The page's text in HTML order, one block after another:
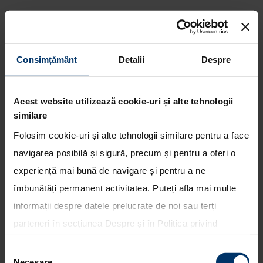
Consimțământ Detalii Despre
Acest website utilizează cookie-uri și alte tehnologii
similare
Folosim cookie-uri și alte tehnologii similare pentru a face
navigarea posibilă și sigură, precum și pentru a oferi o
experiență mai bună de navigare și pentru a ne
îmbunătăți permanent activitatea. Puteți afla mai multe
informații despre datele prelucrate de noi sau terți
parteneri în secțiunea Despre și în Politica privind
toate cookie-urile, una sau mai multe categorii sau să
Pilotul Bouffier se alatura
programului de testare Hyundai
Motorsport 2013